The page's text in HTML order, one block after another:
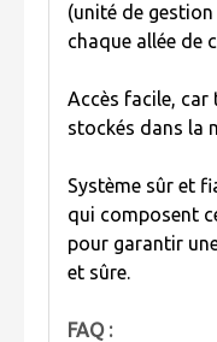
(unité de
chaque allée de
Accès facile, car
stockés dans la
Système sûr et
qui composent
pour garantir
et sûre.
FAQ :